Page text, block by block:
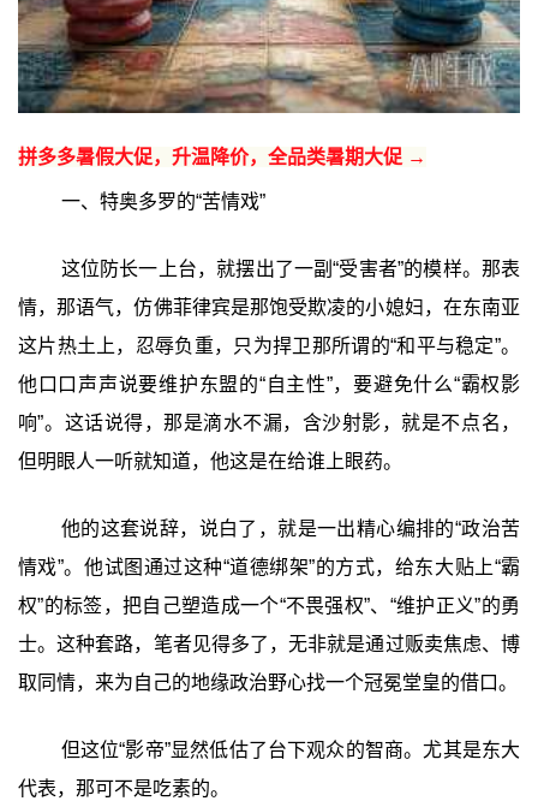
拼多多暑假大促，升温降价，全品类暑期大促 →
一、特奥多罗的“苦情戏”
这位防长一上台，就摆出了一副“受害者”的模样。那表
情，那语气，仿佛菲律宾是那饱受欺凌的小媳妇，在东南亚
这片热土上，忍辱负重，只为捍卫那所谓的“和平与稳定”。
他口口声声说要维护东盟的“自主性”，要避免什么“霸权影
响”。这话说得，那是滴水不漏，含沙射影，就是不点名，
但明眼人一听就知道，他这是在给谁上眼药。
他的这套说辞，说白了，就是一出精心编排的“政治苦
情戏”。他试图通过这种“道德绑架”的方式，给东大贴上“霸
权”的标签，把自己塑造成一个“不畏强权”、“维护正义”的勇
士。这种套路，笔者见得多了，无非就是通过贩卖焦虑、博
取同情，来为自己的地缘政治野心找一个冠冕堂皇的借口。
但这位“影帝”显然低估了台下观众的智商。尤其是东大
代表，那可不是吃素的。